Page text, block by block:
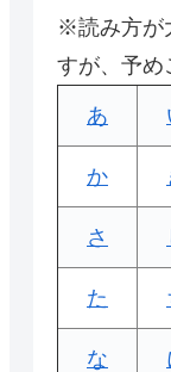
※読み方が
すが、予め
あ
か
さ
た
な